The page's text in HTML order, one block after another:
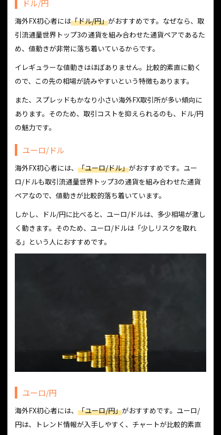
ドル/円
海外FX初心者には「ドル/円」がおすすめです。なぜなら、取
引流通量世界トップ3の通貨を組み合わせた通貨ペアであるた
め、値動きが非常に落ち着いているからです。
イレギュラーな値動きはほぼありません。比較的素直に動く
ので、この先の相場が読みやすいという特徴もあります。
また、スプレッドもかなり小さい海外FX取引所が多い傾向に
あります。そのため、取引コストを抑えられるのも、ドル/円
の魅力です。
ユーロ/ドル
海外FX初心者には、 「ユーロ/ドル」がおすすめです。ユー
ロ/ドルも取引流通量世界トップ3の通貨を組み合わせた通貨
ペアなので、値動きが比較的落ち着いています。
しかし、ドル/円に比べると、ユーロ/ドルは、多少相場が激し
く動きます。そのため、ユーロ/ドルは「少しリスクを取れ
る」という人におすすめです。
ユーロ/円
海外FX初心者には、 「ユーロ/円」がおすすめです。ユーロ/
円は、トレンド情報が入手しやすく、チャートが比較的素直